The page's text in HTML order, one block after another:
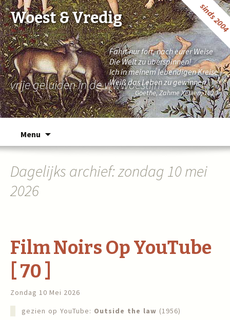
sinds
Fahrt nur fort, nach eurer Weise
Die Welt zu überspinnen!
Ich in meinem lebendigen Kreise
Weiß das Leben zu gewinnen.
Goethe, Zahme Xenien, 1820
Woest & Vredig
vrije geluiden in de wwwoestijn
Menu
Dagelijks archief: zondag 10 mei
2026
Film Noirs Op YouTube
[ 70 ]
Zondag 10 Mei 2026
gezien op YouTube: Outside the law (1956)